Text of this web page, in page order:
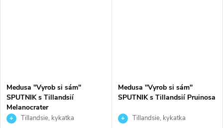
Medusa "Vyrob si sám"
SPUTNIK s Tillandsií
Melanocrater
Tillandsie, kykatka
Medusa "Vyrob si sám"
SPUTNIK s Tillandsií Pruinosa
Tillandsie, kykatka